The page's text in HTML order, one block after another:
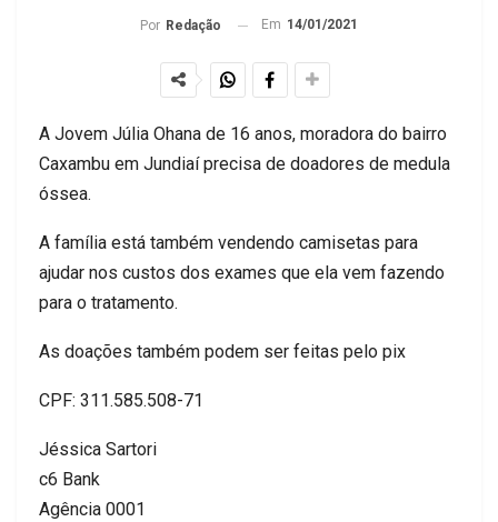
Por Redação Em 14/01/2021
A Jovem Júlia Ohana de 16 anos, moradora do bairro
Caxambu em Jundiaí precisa de doadores de medula
óssea.
A família está também vendendo camisetas para
ajudar nos custos dos exames que ela vem fazendo
para o tratamento.
As doações também podem ser feitas pelo pix
CPF: 311.585.508-71
Jéssica Sartori
c6 Bank
Agência 0001